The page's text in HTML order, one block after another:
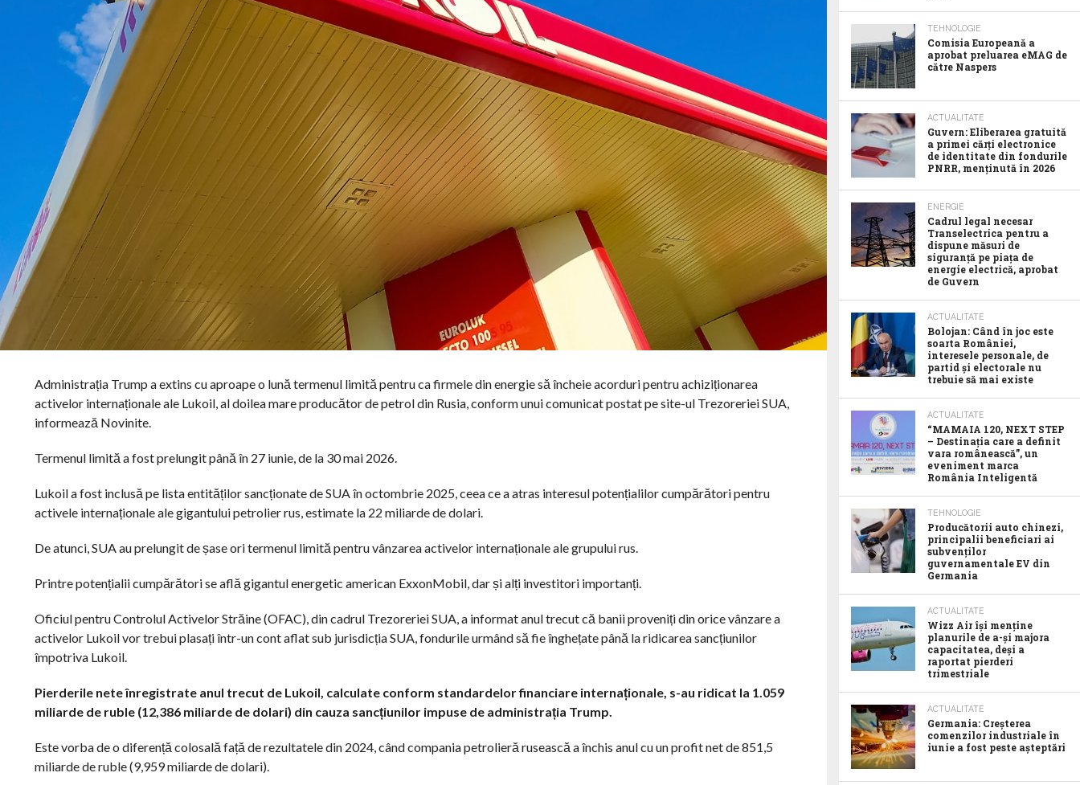
Administrația Trump a extins cu aproape o lună termenul limită pentru ca firmele din energie să încheie acorduri pentru achiziționarea
activelor internaționale ale Lukoil, al doilea mare producător de petrol din Rusia, conform unui comunicat postat pe site-ul Trezoreriei SUA,
informează Novinite.
Termenul limită a fost prelungit până în 27 iunie, de la 30 mai 2026.
Lukoil a fost inclusă pe lista entităților sancționate de SUA în octombrie 2025, ceea ce a atras interesul potențialilor cumpărători pentru
activele internaționale ale gigantului petrolier rus, estimate la 22 miliarde de dolari.
De atunci, SUA au prelungit de șase ori termenul limită pentru vânzarea activelor internaționale ale grupului rus.
Printre potențialii cumpărători se află gigantul energetic american ExxonMobil, dar și alți investitori importanți.
Oficiul pentru Controlul Activelor Străine (OFAC), din cadrul Trezoreriei SUA, a informat anul trecut că banii proveniți din orice vânzare a
activelor Lukoil vor trebui plasați într-un cont aflat sub jurisdicția SUA, fondurile urmând să fie înghețate până la ridicarea sancțiunilor
împotriva Lukoil.
Pierderile nete înregistrate anul trecut de Lukoil, calculate conform standardelor financiare internaționale, s-au ridicat la 1.059
miliarde de ruble (12,386 miliarde de dolari) din cauza sancțiunilor impuse de administrația Trump.
Este vorba de o diferență colosală față de rezultatele din 2024, când compania petrolieră rusească a închis anul cu un profit net de 851,5
miliarde de ruble (9,959 miliarde de dolari).
TEHNOLOGIE
Comisia Europeană a
aprobat preluarea eMAG de
către Naspers
ACTUALITATE
Guvern: Eliberarea gratuită
a primei cărți electronice
de identitate din fondurile
PNRR, menținută în 2026
ENERGIE
Cadrul legal necesar
Transelectrica pentru a
dispune măsuri de
siguranță pe piața de
energie electrică, aprobat
de Guvern
ACTUALITATE
Bolojan: Când în joc este
soarta României,
interesele personale, de
partid și electorale nu
trebuie să mai existe
ACTUALITATE
“MAMAIA 120, NEXT STEP
– Destinația care a definit
vara românească”, un
eveniment marca
România Inteligentă
TEHNOLOGIE
Producătorii auto chinezi,
principalii beneficiari ai
subvenților
guvernamentale EV din
Germania
ACTUALITATE
Wizz Air își menține
planurile de a-și majora
capacitatea, deși a
raportat pierderi
trimestriale
ACTUALITATE
Germania: Creșterea
comenzilor industriale în
iunie a fost peste așteptări